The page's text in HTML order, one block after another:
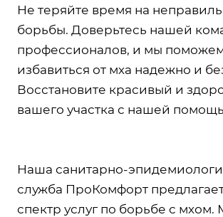
Не теряйте время на
борьбы. Доверьтесь нашей
профессионалов, и мы
избавиться от мха надежно и
Восстановите красивый и
вашего участка с нашей
Наша санитарно-
служба ПроКомфорт
спектр услуг по борьбе с мхом.